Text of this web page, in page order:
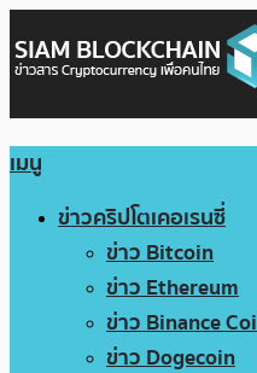
เมนู
ข่าวคริปโตเคอเรนซี่
ข่าว Bitcoin
ข่าว Ethereum
ข่าว Binance
ข่าว Dogecoin